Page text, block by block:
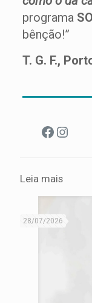
programa
bênção!”
T. G. F.,
Leia mais
28/07/2026